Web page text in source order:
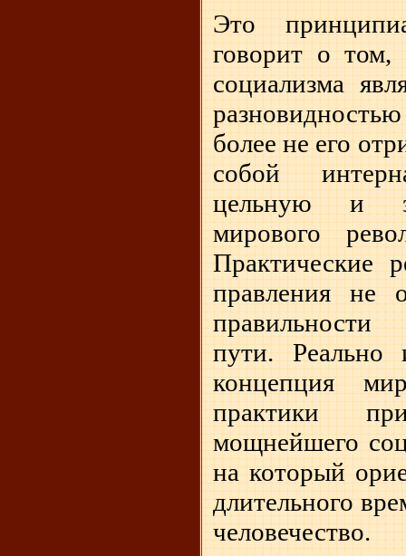
Это
говорит о том,
социализма
более не его
собой
цельную и
мирового
Практические
правления не
пути.
концепция
практики
мощнейшего
на который
длительного
человечество.